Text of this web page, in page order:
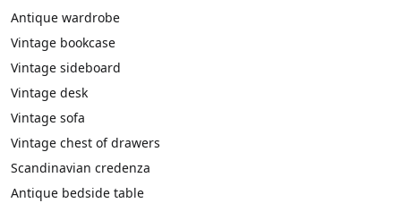
Antique wardrobe
Vintage bookcase
Vintage sideboard
Vintage desk
Vintage sofa
Vintage chest of drawers
Scandinavian credenza
Antique bedside table